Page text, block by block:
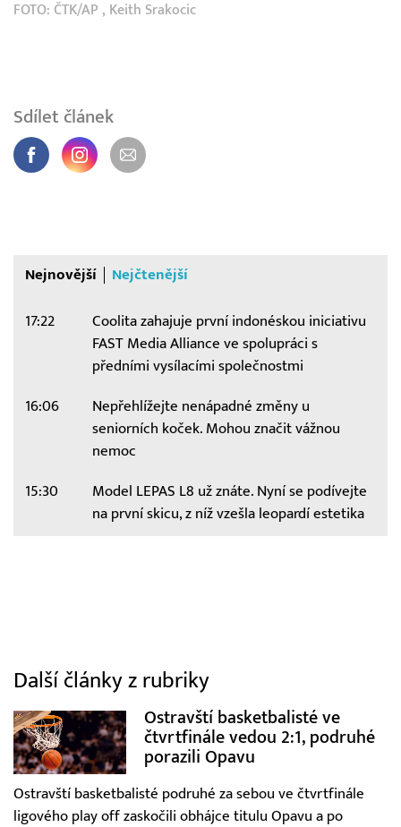
FOTO: ČTK/AP , Keith Srakocic
Sdílet článek
Nejnovější Nejčtenější
17:22
Coolita zahajuje první indonéskou iniciativu
FAST Media Alliance ve spolupráci s
předními vysílacími společnostmi
16:06
Nepřehlížejte nenápadné změny u
seniorních koček. Mohou značit vážnou
nemoc
15:30
Model LEPAS L8 už znáte. Nyní se podívejte
na první skicu, z níž vzešla leopardí estetika
Další články z rubriky
Ostravští basketbalisté ve
čtvrtfinále vedou 2:1, podruhé
porazili Opavu
Ostravští basketbalisté podruhé za sebou ve čtvrtfinále
ligového play off zaskočili obhájce titulu Opavu a po